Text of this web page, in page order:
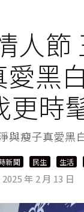
人節
黑
更時
與瘦子真愛黑
新聞 民生 生活
2025 年 2 月 13 日